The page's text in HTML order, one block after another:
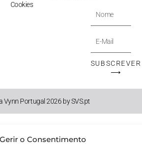
Gerir o Consentimento
Cookies
Nome
E-
Mail
SUBSCREVER
⟶
Vynn Portugal 2026 by SVS.pt